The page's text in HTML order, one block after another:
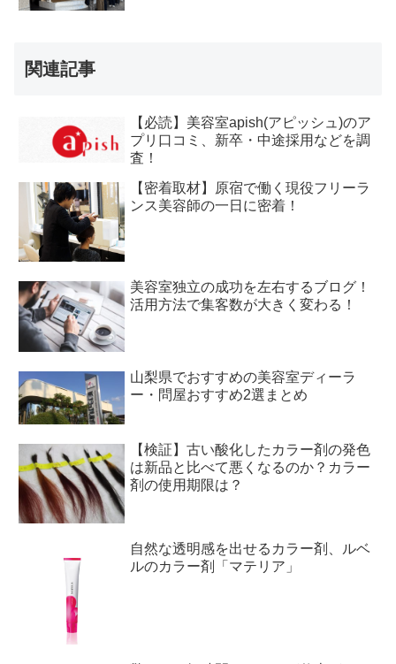
関連記事
【必読】美容室apish(アピッシュ)のア
プリ口コミ、新卒・中途採用などを調
査！
【密着取材】原宿で働く現役フリーラ
ンス美容師の一日に密着！
美容室独立の成功を左右するブログ！
活用方法で集客数が大きく変わる！
山梨県でおすすめの美容室ディーラ
ー・問屋おすすめ2選まとめ
【検証】古い酸化したカラー剤の発色
は新品と比べて悪くなるのか？カラー
剤の使用期限は？
自然な透明感を出せるカラー剤、ルベ
ルのカラー剤「マテリア」